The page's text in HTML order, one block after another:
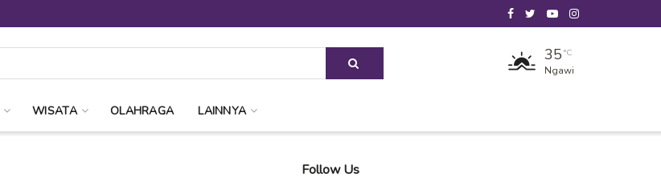
35 °C
Ngawi
WISATA OLAHRAGA LAINNYA
Follow Us